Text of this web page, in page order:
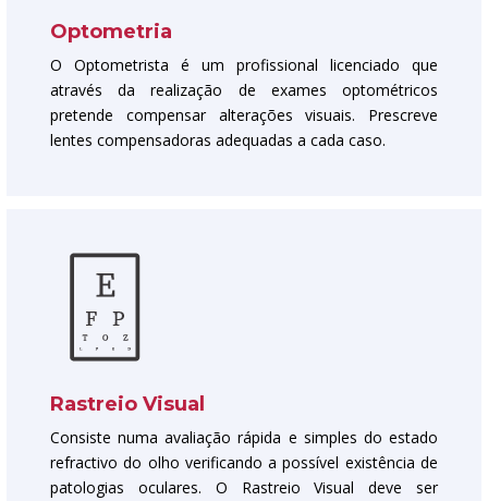
Optometria
O Optometrista é um profissional licenciado que
através da realização de exames optométricos
pretende compensar alterações visuais. Prescreve
lentes compensadoras adequadas a cada caso.
Rastreio Visual
Consiste numa avaliação rápida e simples do estado
refractivo do olho verificando a possível existência de
patologias oculares. O Rastreio Visual deve ser